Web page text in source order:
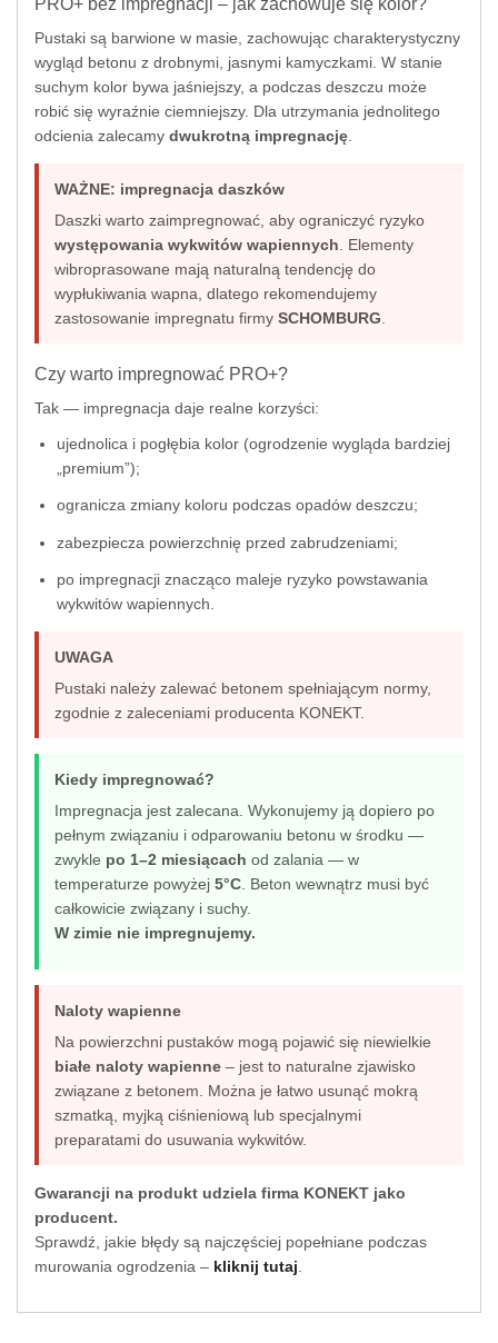
Pustaki są barwione w masie, zachowując charakterystyczny
wygląd betonu z drobnymi, jasnymi kamyczkami. W stanie
suchym kolor bywa jaśniejszy, a podczas deszczu może
robić się wyraźnie ciemniejszy. Dla utrzymania jednolitego
odcienia zalecamy dwukrotną impregnację
WAŻNE: impregnacja daszków
Daszki warto zaimpregnować, aby ograniczyć ryzyko
występowania wykwitów wapiennych . Elementy
wibroprasowane mają naturalną tendencję do
wypłukiwania wapna, dlatego rekomendujemy
zastosowanie impregnatu firmy SCHOMBURG
Czy warto impregnować PRO+?
Tak — impregnacja daje realne korzyści:
ujednolica i pogłębia kolor (ogrodzenie wygląda bardziej
„premium”);
ogranicza zmiany koloru podczas opadów deszczu;
zabezpiecza powierzchnię przed zabrudzeniami;
po impregnacji znacząco maleje ryzyko powstawania
wykwitów wapiennych.
UWAGA
Pustaki należy zalewać betonem spełniającym normy,
zgodnie z zaleceniami producenta KONEKT.
Kiedy impregnować?
Impregnacja jest zalecana. Wykonujemy ją dopiero po
pełnym związaniu i odparowaniu betonu w środku —
zwykle po 1–2 miesiącach od zalania — w
temperaturze powyżej 5°C . Beton wewnątrz musi być
całkowicie związany i suchy.
W zimie nie impregnujemy.
Naloty wapienne
Na powierzchni pustaków mogą pojawić się niewielkie
białe naloty wapienne – jest to naturalne zjawisko
związane z betonem. Można je łatwo usunąć mokrą
szmatką, myjką ciśnieniową lub specjalnymi
preparatami do usuwania wykwitów.
Gwarancji na produkt udziela firma KONEKT jako
producent.
Sprawdź, jakie błędy są najczęściej popełniane podczas
murowania ogrodzenia – kliknij tutaj